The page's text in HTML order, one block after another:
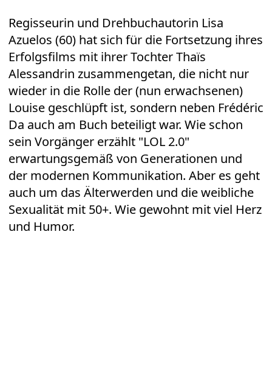
Regisseurin und Drehbuchautorin Lisa
Azuelos (60) hat sich für die Fortsetzung ihres
Erfolgsfilms mit ihrer Tochter Thaïs
Alessandrin zusammengetan, die nicht nur
wieder in die Rolle der (nun erwachsenen)
Louise geschlüpft ist, sondern neben Frédéric
Da auch am Buch beteiligt war. Wie schon
sein Vorgänger erzählt "LOL 2.0"
erwartungsgemäß von Generationen und
der modernen Kommunikation. Aber es geht
auch um das Älterwerden und die weibliche
Sexualität mit 50+. Wie gewohnt mit viel Herz
und Humor.